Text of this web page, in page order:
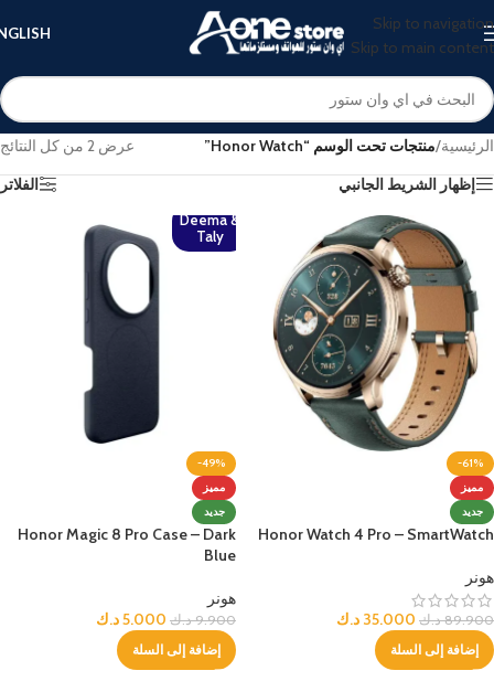
Skip to navigation
Skip to main content
الرئيسية/منتجات تحت الوسم “Honor Watch”
عرض ⁦2⁩ من كل النتائج
إظهار الشريط الجانبي
الفلاتر
-61%
مميز
جديد
Honor Watch 4 Pro – SmartWatch
هونر
89.900 د.ك 35.000 د.ك
إضافة إلى السلة
Deema &
Taly
-49%
مميز
جديد
Honor Magic 8 Pro Case – Dark
Blue
هونر
9.900 د.ك 5.000د.ك
إضافة إلى السلة